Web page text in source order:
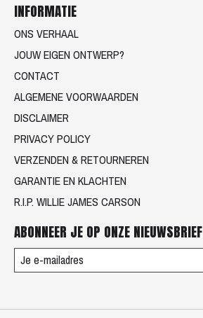
INFORMATIE
ONS VERHAAL
JOUW EIGEN ONTWERP?
CONTACT
ALGEMENE VOORWAARDEN
DISCLAIMER
PRIVACY POLICY
VERZENDEN & RETOURNEREN
GARANTIE EN KLACHTEN
R.I.P. WILLIE JAMES CARSON
ABONNEER JE OP ONZE NIEUWSBRIEF